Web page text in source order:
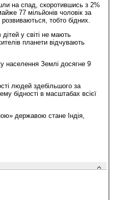
на спад, скоротившись з 2%
77 мільйонів чоловік за
тобто бідних.
у світі не мають
планети відчувають
населення Землі досягне 9
людей здебільшого за
бідності в масштабах всієї
державою стане Індія,